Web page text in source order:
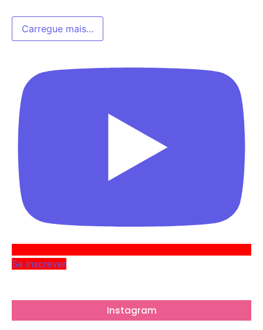
Carregue mais...
Se inscrever
Instagram